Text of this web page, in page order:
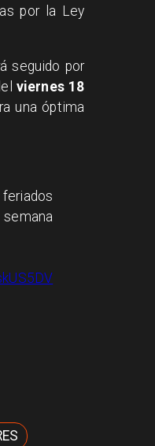
por la Ley
seguido por
viernes 18
una óptima